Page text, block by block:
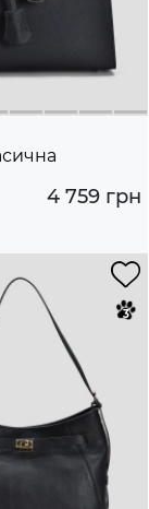
4 759 грн